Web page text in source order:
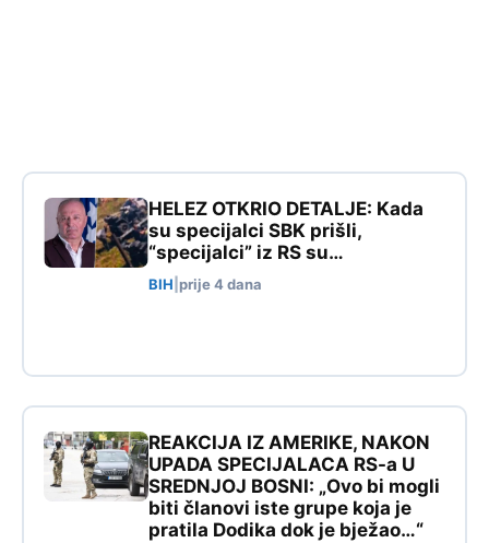
HELEZ OTKRIO DETALJE: Kada
su specijalci SBK prišli,
“specijalci” iz RS su…
BIH prije 4 dana
REAKCIJA IZ AMERIKE, NAKON
UPADA SPECIJALACA RS-a U
SREDNJOJ BOSNI: „Ovo bi mogli
biti članovi iste grupe koja je
pratila Dodika dok je bježao…“